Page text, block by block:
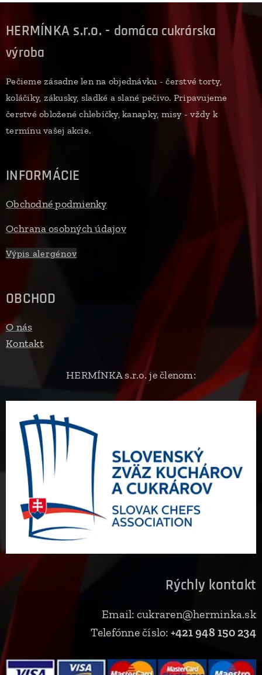
HERMÍNKA s.r.o. - domáca cukrárska
výroba
Pečieme zásadne len na objednávku - čerstvé torty,
koláčiky, zákusky, sladké a slané pečivo. Pripavujeme
čerstvé obložené chlebíčky, kanapky, misy - vždy k
termínu vašej akcie.
INFORMÁCIE
Obchodné podmienky
Ochrana osobných údajov
Výpis alergénov
OBCHOD
O nás
Kontakt
HERMÍNKA s.r.o. je členom:
Rýchly kontakt
Email: cukraren@herminka.sk
Telefónne číslo: +421 948 150 234